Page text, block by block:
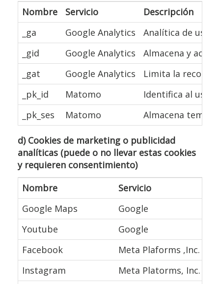
Nombre Servicio
Descripción
_ga
Google Analytics
Analítica de uso:
_gid
Google Analytics
Almacena y
_gat
Google Analytics
Limita la
_pk_id
Matomo
Identifica al
_pk_ses
Matomo Almacena
d) Cookies de marketing o publicidad
analíticas (puede o no llevar estas cookies
y requieren consentimiento)
Nombre
Servicio
Google Maps
Google
Youtube
Google
Facebook
Meta Plaforms ,Inc.
Instagram
Meta Platorms, Inc.